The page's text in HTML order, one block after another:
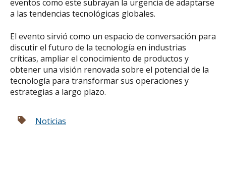
eventos como este subrayan la urgencia de adaptarse
a las tendencias tecnológicas globales.
El evento sirvió como un espacio de conversación para
discutir el futuro de la tecnología en industrias
críticas, ampliar el conocimiento de productos y
obtener una visión renovada sobre el potencial de la
tecnología para transformar sus operaciones y
estrategias a largo plazo.
Noticias